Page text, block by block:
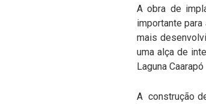
A obra de
importante
mais
uma alça de
Laguna
A construção